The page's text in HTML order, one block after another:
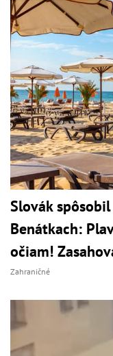
Slovák
Benátkach:
očiam!
Zahraničné